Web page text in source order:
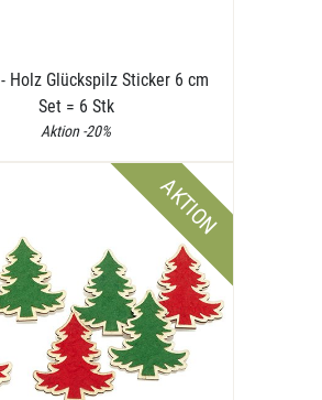
- Holz Glückspilz Sticker 6 cm
Set = 6 Stk
Aktion -20%
AKTION